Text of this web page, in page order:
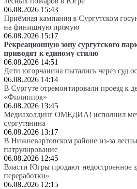
06.08.2026 15:43
Приёмная кампания в Сургутском
на финишную прямую
06.08.2026 15:17
Рекреационную зону сургутского
приводят к единому стилю
06.08.2026 14:51
Дети югорчанина пытались через суд
06.08.2026 14:14
В Сургуте отремонтировали проезд к
«Филиппок»
06.08.2026 13:45
Медиахолдинг ОМЕДИА! исполнил
сургутянина
06.08.2026 13:17
В Нижневартовском районе из-за
патрулирование
06.08.2026 12:45
Власти Югры продают недостроенное
переработки»
06.08.2026 12:15